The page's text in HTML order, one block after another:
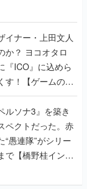
イナー・上田文人
か？ ヨコオタロ
『ICO』に込めら
す！【ゲームの企
ルソナ3』を築き
ペクトだった。赤
愚連隊”がシリー
で【橋野桂インタ